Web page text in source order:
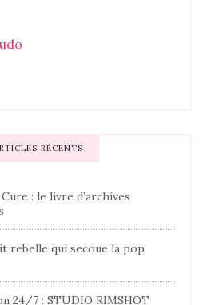
RÉCENTS
: le livre d’archives
rebelle qui secoue la pop
24/7 : STUDIO RIMSHOT